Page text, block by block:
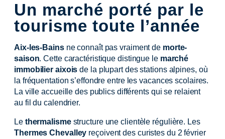
Un marché porté par le
tourisme toute l’année
Aix-les-Bainsne connaît pas vraiment de morte-
saison. Cette caractéristique distingue le marché
immobilier aixois de la plupart des stations alpines, où
la fréquentation s’effondre entre les vacances scolaires.
La ville accueille des publics différents qui se relaient
au fil du calendrier.
Le thermalismestructure une clientèle régulière. Les
Thermes Chevalley reçoivent des curistes du 2 février